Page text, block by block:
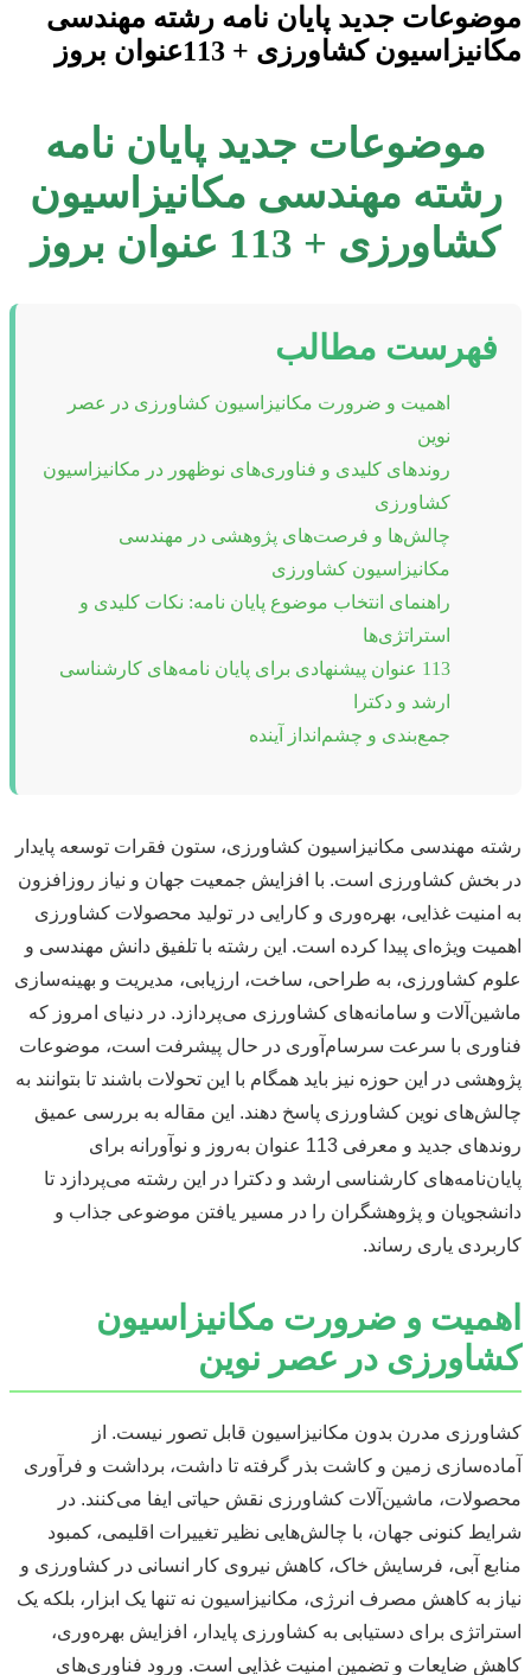
موضوعات جدید پایان نامه رشته مهندسی
مکانیزاسیون کشاورزی + 113عنوان بروز
موضوعات جدید پایان نامه
رشته مهندسی مکانیزاسیون
کشاورزی + 113 عنوان بروز
فهرست مطالب
اهمیت و ضرورت مکانیزاسیون کشاورزی در عصر
نوین
روندهای کلیدی و فناوری‌های نوظهور در مکانیزاسیون
کشاورزی
چالش‌ها و فرصت‌های پژوهشی در مهندسی
مکانیزاسیون کشاورزی
راهنمای انتخاب موضوع پایان نامه: نکات کلیدی و
استراتژی‌ها
113 عنوان پیشنهادی برای پایان نامه‌های کارشناسی
ارشد و دکترا
جمع‌بندی و چشم‌انداز آینده
رشته مهندسی مکانیزاسیون کشاورزی، ستون فقرات توسعه پایدار
در بخش کشاورزی است. با افزایش جمعیت جهان و نیاز روزافزون
به امنیت غذایی، بهره‌وری و کارایی در تولید محصولات کشاورزی
اهمیت ویژه‌ای پیدا کرده است. این رشته با تلفیق دانش مهندسی و
علوم کشاورزی، به طراحی، ساخت، ارزیابی، مدیریت و بهینه‌سازی
ماشین‌آلات و سامانه‌های کشاورزی می‌پردازد. در دنیای امروز که
فناوری با سرعت سرسام‌آوری در حال پیشرفت است، موضوعات
پژوهشی در این حوزه نیز باید همگام با این تحولات باشند تا بتوانند به
چالش‌های نوین کشاورزی پاسخ دهند. این مقاله به بررسی عمیق
روندهای جدید و معرفی 113 عنوان به‌روز و نوآورانه برای
پایان‌نامه‌های کارشناسی ارشد و دکترا در این رشته می‌پردازد تا
دانشجویان و پژوهشگران را در مسیر یافتن موضوعی جذاب و
کاربردی یاری رساند.
اهمیت و ضرورت مکانیزاسیون
کشاورزی در عصر نوین
کشاورزی مدرن بدون مکانیزاسیون قابل تصور نیست. از
آماده‌سازی زمین و کاشت بذر گرفته تا داشت، برداشت و فرآوری
محصولات، ماشین‌آلات کشاورزی نقش حیاتی ایفا می‌کنند. در
شرایط کنونی جهان، با چالش‌هایی نظیر تغییرات اقلیمی، کمبود
منابع آبی، فرسایش خاک، کاهش نیروی کار انسانی در کشاورزی و
نیاز به کاهش مصرف انرژی، مکانیزاسیون نه تنها یک ابزار، بلکه یک
استراتژی برای دستیابی به کشاورزی پایدار، افزایش بهره‌وری،
کاهش ضایعات و تضمین امنیت غذایی است. ورود فناوری‌های